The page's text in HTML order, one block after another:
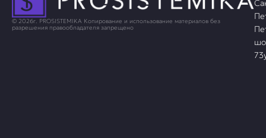
© 2026г. PROSISTEMIKA Копирование и использование материалов без
разрешения правообладателя запрещено